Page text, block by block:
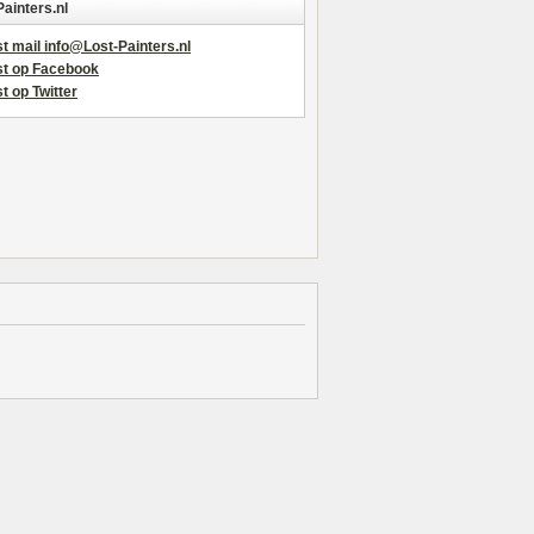
mail info@Lost-Painters.nl
op Facebook
op Twitter